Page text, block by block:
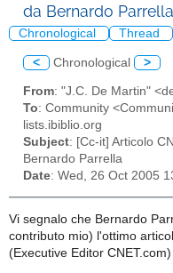
da Bernardo Parrella
Chronological Thread
< Chronological >
From: "J.C. De Martin"
To: Community
lists.ibiblio.org
Subject: [Cc-it] Articolo
Bernardo Parrella
Date: Wed, 26 Oct 2005
Vi segnalo che Bernardo
contributo mio) l'ottimo
(Executive Editor